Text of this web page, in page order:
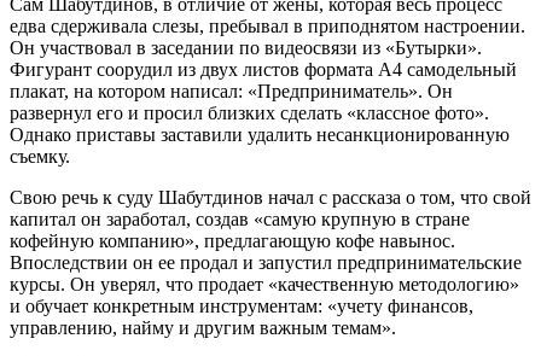
едва сдерживала слезы, пребывал в приподнятом настроении.
Он участвовал в заседании по видеосвязи из «Бутырки».
Фигурант соорудил из двух листов формата А4 самодельный
плакат, на котором написал: «Предприниматель». Он
развернул его и просил близких сделать «классное фото».
Однако приставы заставили удалить несанкционированную
съемку.
Свою речь к суду Шабутдинов начал с рассказа о том, что свой
капитал он заработал, создав «самую крупную в стране
кофейную компанию», предлагающую кофе навынос.
Впоследствии он ее продал и запустил предпринимательские
курсы. Он уверял, что продает «качественную методологию»
и обучает конкретным инструментам: «учету финансов,
управлению, найму и другим важным темам».